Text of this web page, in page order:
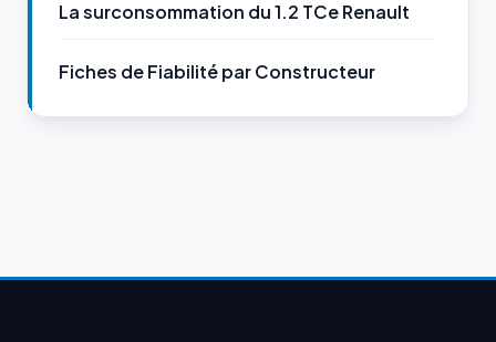
La surconsommation du 1.2 TCe Renault
Fiches de Fiabilité par Constructeur